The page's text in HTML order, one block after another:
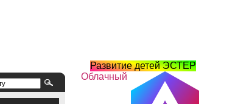
Развитие детей ЭСТЕР
Облачный